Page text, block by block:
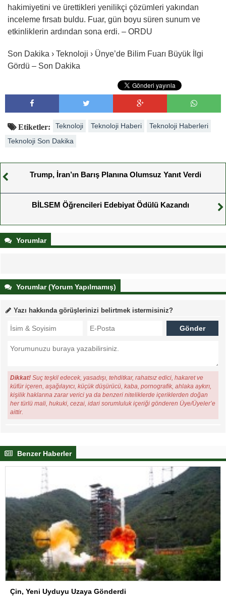
hakimiyetini ve ürettikleri yenilikçi çözümleri yakından
inceleme fırsatı buldu. Fuar, gün boyu süren sunum ve
etkinliklerin ardından sona erdi. – ORDU
Son Dakika › Teknoloji › Ünye’de Bilim Fuarı Büyük İlgi
Gördü – Son Dakika
Etiketler: Teknoloji Teknoloji Haberi
Teknoloji Haberleri
Teknoloji Son Dakika
Trump, İran’ın Barış Planına Olumsuz Yanıt Verdi
BİLSEM Öğrencileri Edebiyat Ödülü Kazandı
Yorumlar
Yorumlar (Yorum Yapılmamış)
Yazı hakkında görüşlerinizi belirtmek istermisiniz?
Dikkat! Suç teşkil edecek, yasadışı, tehditkar, rahatsız edici, hakaret ve
küfür içeren, aşağılayıcı, küçük düşürücü, kaba, pornografik, ahlaka aykırı,
kişilik haklarına zarar verici ya da benzeri niteliklerde içeriklerden doğan
her türlü mali, hukuki, cezai, idari sorumluluk içeriği gönderen Üye/Üyeler’e
aittir.
Benzer Haberler
Çin, Yeni Uyduyu Uzaya Gönderdi